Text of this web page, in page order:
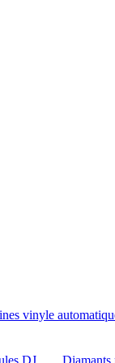
vinyle
DJ